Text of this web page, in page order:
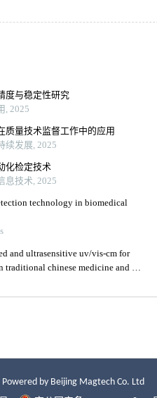
Powered by Beijing Magtech Co. Ltd